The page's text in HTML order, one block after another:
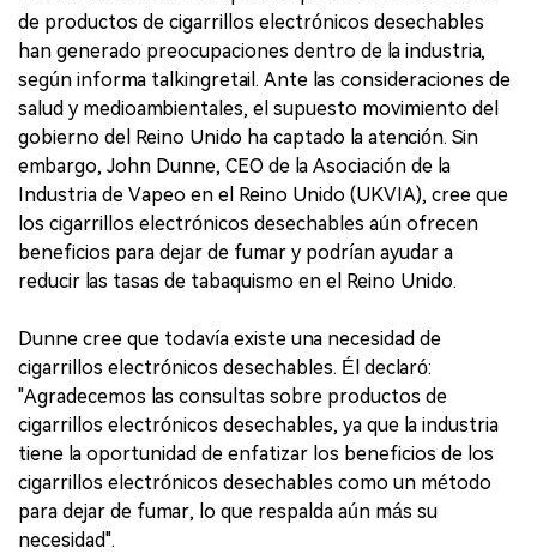
de productos de cigarrillos electrónicos desechables
han generado preocupaciones dentro de la industria,
según informa talkingretail. Ante las consideraciones de
salud y medioambientales, el supuesto movimiento del
gobierno del Reino Unido ha captado la atención. Sin
embargo, John Dunne, CEO de la Asociación de la
Industria de Vapeo en el Reino Unido (UKVIA), cree que
los cigarrillos electrónicos desechables aún ofrecen
beneficios para dejar de fumar y podrían ayudar a
reducir las tasas de tabaquismo en el Reino Unido.
Dunne cree que todavía existe una necesidad de
cigarrillos electrónicos desechables. Él declaró:
"Agradecemos las consultas sobre productos de
cigarrillos electrónicos desechables, ya que la industria
tiene la oportunidad de enfatizar los beneficios de los
cigarrillos electrónicos desechables como un método
para dejar de fumar, lo que respalda aún más su
necesidad".